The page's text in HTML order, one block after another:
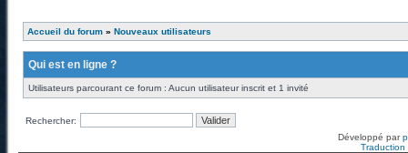
Accueil du forum » Nouveaux utilisateurs
Qui est en ligne ?
Utilisateurs parcourant ce forum : Aucun utilisateur inscrit et 1 invité
Rechercher:
Développé par
Traduction